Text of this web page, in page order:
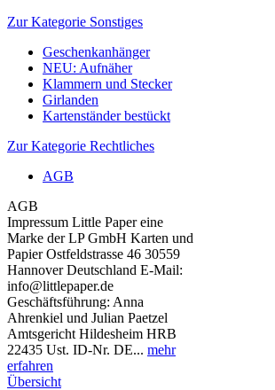
Zur Kategorie Sonstiges
Geschenkanhänger
NEU: Aufnäher
Klammern und Stecker
Girlanden
Kartenständer bestückt
Zur Kategorie Rechtliches
AGB
AGB
Impressum Little Paper eine
Marke der LP GmbH Karten und
Papier Ostfeldstrasse 46 30559
Hannover Deutschland E-Mail:
info@littlepaper.de
Geschäftsführung: Anna
Ahrenkiel und Julian Paetzel
Amtsgericht Hildesheim HRB
22435 Ust. ID-Nr. DE... mehr
erfahren
Übersicht